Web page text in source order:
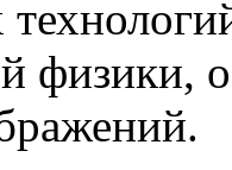
физики,